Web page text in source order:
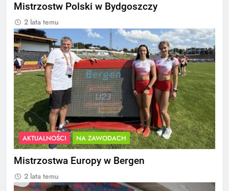
Mistrzostw Polski w Bydgoszczy
2 lata temu
AKTUALNOŚCI NA ZAWODACH
Mistrzostwa Europy w Bergen
2 lata temu